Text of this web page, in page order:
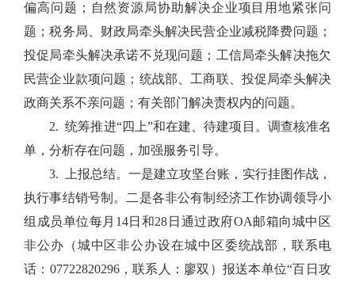
偏高问题；自然资源局协助解决企业项目用地紧张问
题；税务局、财政局牵头解决民营企业减税降费问题；
投促局牵头解决承诺不兑现问题；工信局牵头解决拖欠
民营企业款项问题；统战部、工商联、投促局牵头解决
政商关系不亲问题；有关部门解决责权内的问题。
2. 统筹推进“四上”和在建、待建项目。调查核准名
单，分析存在问题，加强服务引导。
3. 上报总结。一是建立攻坚台账，实行挂图作战，
执行事结销号制。二是各非公有制经济工作协调领导小
组成员单位每月14日和28日通过政府OA邮箱向城中区
非公办（城中区非公办设在城中区委统战部，联系电
话：07722820296，联系人：廖双）报送本单位“百日攻